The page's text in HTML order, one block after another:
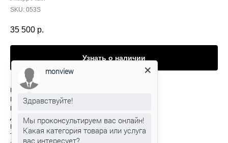
SKU: 053S
35 500 р.
Узнать о наличии
Производитель: Италия
Модель: 053S
Цвет: 705
Для кого: женская
Материал: пластик
Тип: ободковая
monview
Здравствуйте!
Мы проконсультируем вас онлайн!
Какая категория товара или услуга
вас интересует?